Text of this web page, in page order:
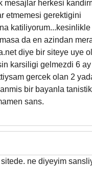
mesajlar herkesi
etmemesi gerektigini
da en azindan
diye bir siteye uye
karsiligi gelmezdi 6
gercek olan 2
bir bayanla
sans.
ne diyeyim